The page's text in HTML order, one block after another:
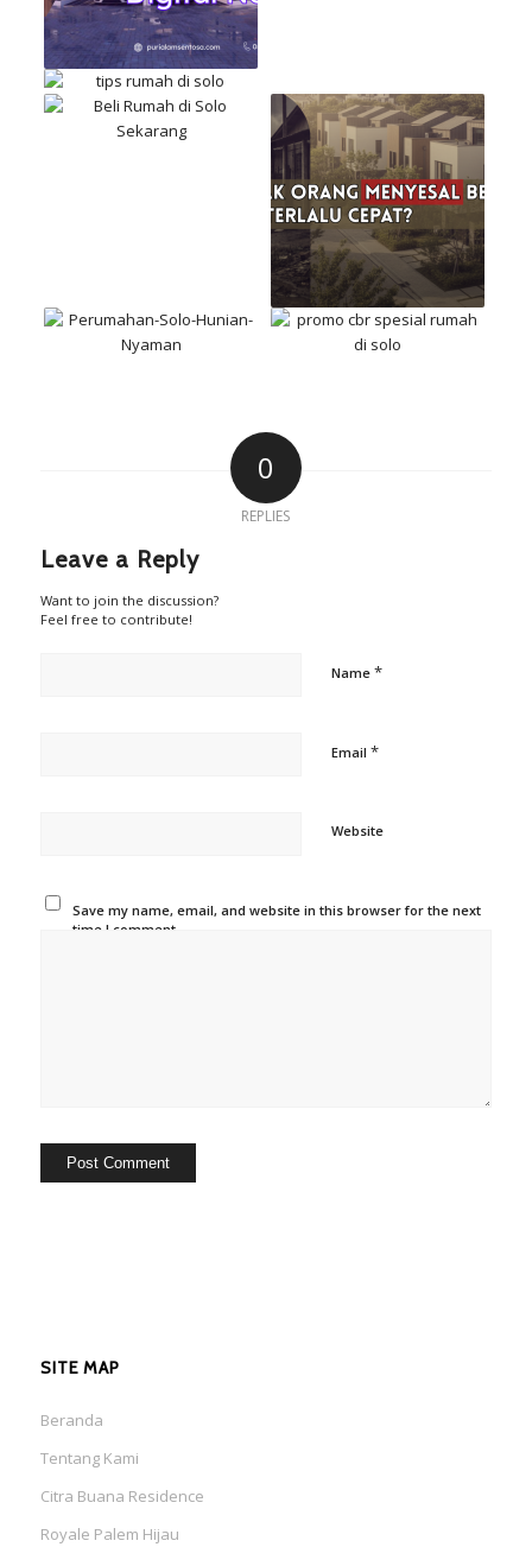
0
REPLIES
Leave a Reply
Want to join the discussion?
Feel free to contribute!
Name *
Email *
Website
Save my name, email, and website in this browser for the next
time I comment.
SITE MAP
Beranda
Tentang Kami
Citra Buana Residence
Royale Palem Hijau